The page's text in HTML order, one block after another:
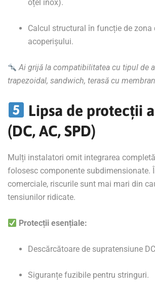
oțel inox).
Calcul structural în funcție de
acoperișului.
Ai grijă la compatibilitatea cu tipul de
trapezoidal, sandwich, terasă cu
Lipsa de protecții
(DC, AC, SPD)
Mulți instalatori omit integrarea
folosesc componente subdimensionate.
comerciale, riscurile sunt mai mari din
tensiunilor ridicate.
Protecții esențiale:
Descărcătoare de supratensiune
Siguranțe fuzibile pentru stringuri.